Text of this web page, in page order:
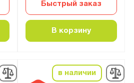
Быстрый заказ
В корзину
в наличии